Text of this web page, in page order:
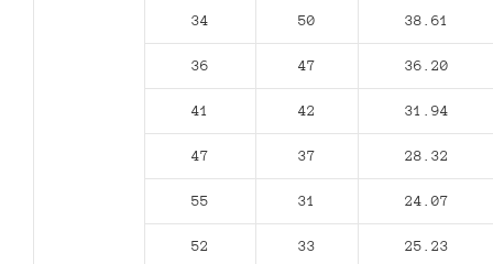
34 50 38.61
36 47 36.20
41 42 31.94
47 37 28.32
55 31 24.07
52 33 25.23